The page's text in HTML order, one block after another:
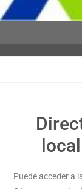
Puede acceder a